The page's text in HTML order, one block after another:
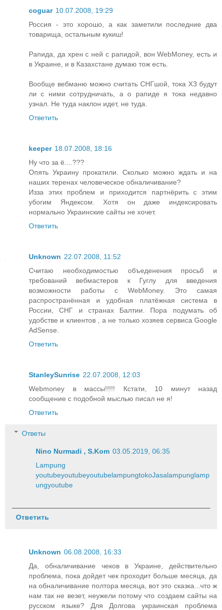
coguar 10.07.2008, 19:29
Россия - это хорошо, а как заметили последние два
товарища, остальным кукиш!
Рапида, да хрен с ней с рапидой, вон WebMoney, есть и
в Украине, и в Казахстане думаю тож есть.
Вообще вебманю можно считать СНГшой, тока ХЗ будут
ли с ними сотрудничать, а о рапиде я тока недавно
узнал. Не туда наклон идет, не туда.
Ответить
keeper 18.07.2008, 18:16
Ну что за ё....???
Опять Украину прокатили. Сколько можно ждать и на
наших теренах человеческое обналичивание?
Изза этих проблем и приходится партнёрить с этим
убогим Яндексом. Хотя он даже индексировать
нормально Украинские сайты не хочет.
Ответить
Unknown 22.07.2008, 11:52
Считаю необходимостью объеденения просьб и
требований вебмастеров к Гуглу для введения
возможности работы с WebMoney. Это самая
распространённая и удобная платёжная система в
России, СНГ и странах Балтии. Пора подумать об
удобстве и клиентов , а не только хозяев сервиса Google
AdSense.
Ответить
StanleySunrise 22.07.2008, 12:03
Webmoney в массы!!!!! Кстати, 10 минут назад
сообщение с подобной мыслью писал не я!
Ответить
Ответы
Nino Nurmadi , S.Kom 03.05.2019, 06:35
Lampung
youtubeyoutubeyoutubelampungtokoJasalampunglamp
ungyoutube
Ответить
Unknown 06.08.2008, 16:33
Да, обналичивание чеков в Украине, действительно
проблема, пока дойдет чек проходит больше месяца, да
на обналичивание полтора месяца, вот это сказка...что ж
нам так не везет, неужели потому что создаем сайты на
русском языке? Для Долгова украинская проблема